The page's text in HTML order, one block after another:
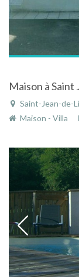
Saint-Jean-de-
Maison - Villa